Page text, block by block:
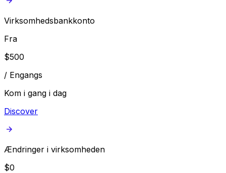
Virksomhedsbankkonto
Fra
$500
/ Engangs
Kom i gang i dag
Discover
Ændringer i virksomheden
$0